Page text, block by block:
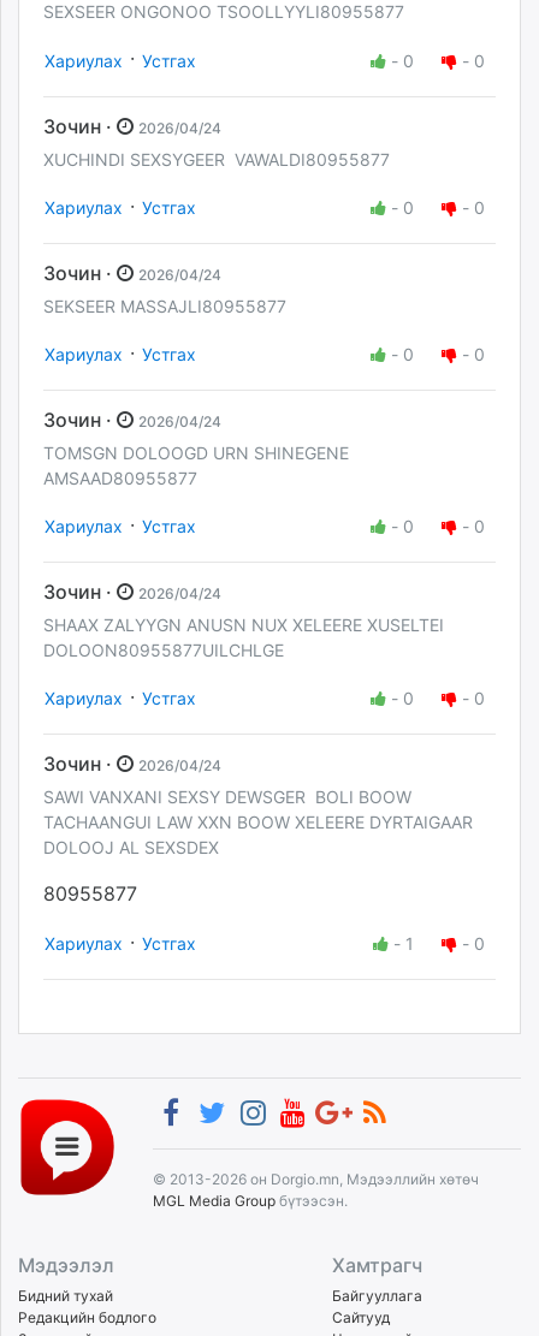
SEXSEER ONGONOO TSOOLLYYLI80955877
Хариулах · Устгах - 0 - 0
Зочин · 2026/04/24
XUCHINDI SEXSYGEER VAWALDI80955877
Хариулах · Устгах - 0 - 0
Зочин · 2026/04/24
SEKSEER MASSAJLI80955877
Хариулах · Устгах - 0 - 0
Зочин · 2026/04/24
TOMSGN DOLOOGD URN SHINEGENE
AMSAAD80955877
Хариулах · Устгах - 0 - 0
Зочин · 2026/04/24
SHAAX ZALYYGN ANUSN NUX XELEERE XUSELTEI
DOLOON80955877UILCHLGE
Хариулах · Устгах - 0 - 0
Зочин · 2026/04/24
SAWI VANXANI SEXSY DEWSGER BOLI BOOW
TACHAANGUI LAW XXN BOOW XELEERE DYRTAIGAAR
DOLOOJ AL SEXSDEX
80955877
Хариулах · Устгах - 1 - 0
© 2013-2026 он Dorgio.mn, Мэдээллийн хөтөч
MGL Media Group бүтээсэн.
Мэдээлэл
Бидний тухай
Редакцийн бодлого
Хамтрагч
Байгууллага
Сайтууд